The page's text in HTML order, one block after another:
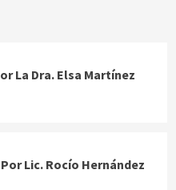
La Dra. Elsa Martínez
Lic. Rocío Hernández